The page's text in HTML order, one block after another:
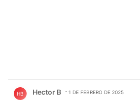
HB Hector B 1 DE FEBRERO DE 2025